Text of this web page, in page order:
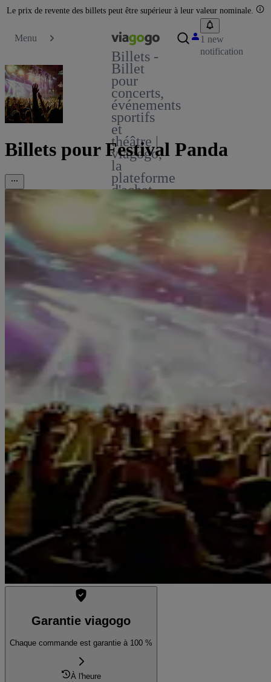
Le prix de revente des billets peut être supérieur à leur valeur nominale.
Menu
Billets -
Billet
pour
concerts,
événements
sportifs
et
théâtre |
viagogo,
la
plateforme
d'achat
et de
vente
billets
1 new
notification
Billets pour Festival Panda
Garantie viagogo
Chaque commande est garantie à 100 %
À l'heure